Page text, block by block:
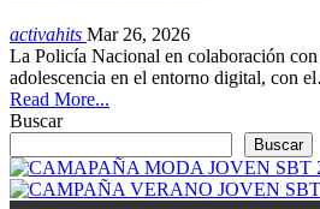
activahits Mar 26, 2026
La Policía Nacional en colaboración
adolescencia en el entorno digital, con
Read More...
Buscar
Buscar